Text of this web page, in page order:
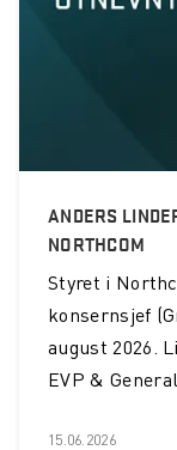
ANDERS
NORTHCOM
Styret i
konsernsjef
august 2026.
EVP &
15.06.2026